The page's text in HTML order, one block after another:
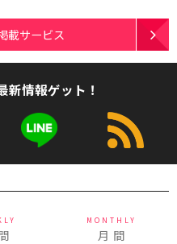
載サービス
新情報ゲット！
MONTHLY
月 間